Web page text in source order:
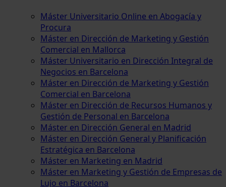
Máster Universitario Online en Abogacía y
Procura
Máster en Dirección de Marketing y Gestión
Comercial en Mallorca
Máster Universitario en Dirección Integral de
Negocios en Barcelona
Máster en Dirección de Marketing y Gestión
Comercial en Barcelona
Máster en Dirección de Recursos Humanos y
Gestión de Personal en Barcelona
Máster en Dirección General en Madrid
Máster en Dirección General y Planificación
Estratégica en Barcelona
Máster en Marketing en Madrid
Máster en Marketing y Gestión de Empresas de
Lujo en Barcelona